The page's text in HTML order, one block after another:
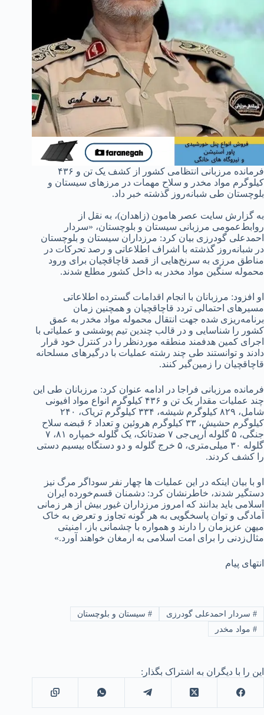
فرمانده مرزبانی انتظامی کشور از کشف یک تن و ۴۳۶
کیلوگرم مواد مخدر و سلاح مهمات در مرزهای سیستان و
بلوچستان طی شبانه‌روز گذشته خبر داد.
به گزارش سایت عصر هامون (زاهدان)، به نقل از
روابط‌عمومی مرزبانی سیستان و بلوچستان، «سردار
احمدعلی گودرزی بیان کرد: مرزداران سیستان و بلوچستان
در شبانه‌روز گذشته با اشراف اطلاعاتی و رصد تحرکات در
مناطق مرزی به سرنخ‌هایی از قصد قاچاقچیان برای ورود
محموله سنگین مواد مخدر به داخل کشور مطلع شدند.
او افزود: مرزبانان با انجام اقدامات گسترده اطلاعاتی
مسیرهای احتمالی تردد قاچاقچیان و همچنین زمان
برنامه‌ریزی شده جهت انتقال محموله مواد مخدر به عمق
کشور را شناسایی و در قالب چندین تیم پوششی و عملیاتی با
اجرای کمین هدفمند منطقه موردنظر را در کنترل خود قرار
دادند و توانستند طی چند رشته عملیات با درگیرهای مسلحانه
قاچاقچیان را زمین‌گیر کنند.
فرمانده مرزبانی فراجا در ادامه عنوان کرد: مرزبانان طی این
چند عملیات مقدار یک تن و ۴۳۶ کیلوگرم انواع مواد افیونی
شامل، ۸۲۹ کیلوگرم شیشه، ۳۳۴ کیلوگرم تریاک، ۲۴۰
کیلوگرم حشیش، ۳۳ کیلوگرم هروئین و تعداد ۶ قبضه سلاح
جنگی، ۵ گلوله آرپی‌جی ۷ ضدتانک، یک گلوله خمپاره ۸۱، ۷
گلوله ۳۰ میلی‌متری، ۵ خرج گلوله و دو دستگاه بیسیم دستی
را کشف کردند.
او با بیان اینکه در این عملیات ها چهار نفر سوداگر مرگ نیز
دستگیر شدند، خاطرنشان کرد: دشمنان قسم‌خورده ایران
اسلامی باید بدانند که امروز مرزداران غیور بیش از هر زمانی
آمادگی و توان پاسخگویی به هر گونه تجاوز و تعرض به خاک
میهن عزیزمان را دارند و همواره با چشمانی باز، امنیتی
مثال‌زدنی را برای امت اسلامی به ارمغان خواهند آورد.»
انتهای پیام
#سردار احمدعلی گودرزی #سیستان و بلوچستان
#مواد مخدر
این را با دیگران به اشتراک بگذار: